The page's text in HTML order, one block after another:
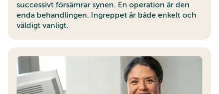
successivt försämrar synen. En operation är den
enda behandlingen. Ingreppet är både enkelt och
väldigt vanligt.